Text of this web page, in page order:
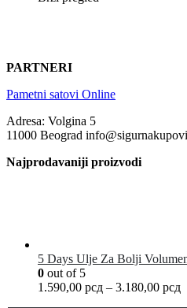
PARTNERI
Pametni satovi Online
Adresa: Volgina 5
11000 Beograd
Najprodavaniji proizvodi
5 Days Ulje Za Bolji
0 out of 5
1.590,00 рсд – 3.180,00 рсд